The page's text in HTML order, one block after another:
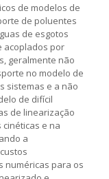
de modelos de
de poluentes
de esgotos
acoplados por
geralmente não
no modelo de
sistemas e a não
de difícil
de linearização
e na
a
numéricas para os